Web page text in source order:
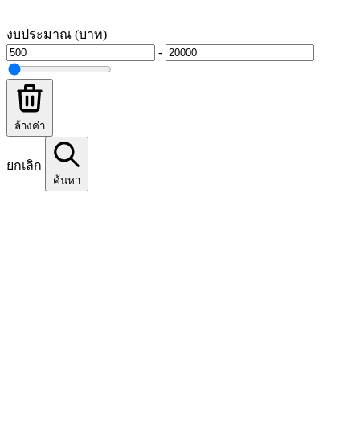
งบประมาณ (บาท)
-
ล้างค่า
ยกเลิก
ค้นหา